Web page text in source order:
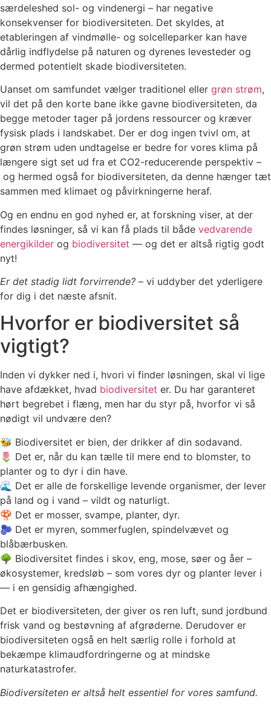
særdeleshed sol- og vindenergi – har negative
konsekvenser for biodiversiteten. Det skyldes, at
etableringen af vindmølle- og solcelleparker kan have
dårlig indflydelse på naturen og dyrenes levesteder og
dermed potentielt skade biodiversiteten.
Uanset om samfundet vælger traditionel eller grøn strøm,
vil det på den korte bane ikke gavne biodiversiteten, da
begge metoder tager på jordens ressourcer og kræver
fysisk plads i landskabet. Der er dog ingen tvivl om, at
grøn strøm uden undtagelse er bedre for vores klima på
længere sigt set ud fra et CO2-reducerende perspektiv –
og hermed også for biodiversiteten, da denne hænger tæt
sammen med klimaet og påvirkningerne heraf.
Og en endnu en god nyhed er, at forskning viser, at der
findes løsninger, så vi kan få plads til både vedvarende
energikilder og biodiversitet — og det er altså rigtig godt
nyt!
Er det stadig lidt forvirrende? – vi uddyber det yderligere
for dig i det næste afsnit.
Hvorfor er biodiversitet så
vigtigt?
Inden vi dykker ned i, hvori vi finder løsningen, skal vi lige
have afdækket, hvad biodiversitet er. Du har garanteret
hørt begrebet i flæng, men har du styr på, hvorfor vi så
nødigt vil undvære den?
🐝 Biodiversitet er bien, der drikker af din sodavand.
🌷 Det er, når du kan tælle til mere end to blomster, to
planter og to dyr i din have.
🌊 Det er alle de forskellige levende organismer, der lever
på land og i vand – vildt og naturligt.
🍄 Det er mosser, svampe, planter, dyr.
🫐 Det er myren, sommerfuglen, spindelvævet og
blåbærbusken.
🌳 Biodiversitet findes i skov, eng, mose, søer og åer –
økosystemer, kredsløb – som vores dyr og planter lever i
— i en gensidig afhængighed.
Det er biodiversiteten, der giver os ren luft, sund jordbund
frisk vand og bestøvning af afgrøderne. Derudover er
biodiversiteten også en helt særlig rolle i forhold at
bekæmpe klimaudfordringerne og at mindske
naturkatastrofer.
Biodiversiteten er altså helt essentiel for vores samfund.